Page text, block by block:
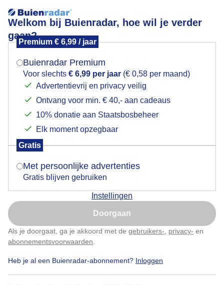
Welkom bij Buienradar, hoe wil je verder
gaan?
Premium € 6,99 / jaar
Buienradar Premium
Voor slechts € 6,99 per jaar (€ 0,58 per maand)
Advertentievrij en privacy veilig
Ontvang voor min. € 40,- aan cadeaus
10% donatie aan Staatsbosbeheer
Elk moment opzegbaar
Gratis
Met persoonlijke advertenties
Gratis blijven gebruiken
Instellingen
Doorgaan
Als je doorgaat, ga je akkoord met de gebruikers- privacy- en
abonnementsvoorwaarden
Heb je al een Buienradar-abonnement? Inloggen
Dichte mist.
Dichte mist.
Door: Wikje de Vries-v/d Meulen Gemaakt: 14-07-2025, 48x bekeken
Mogen we je locatie gebruiken voor het
Indien je hier nog geen akkoord op hebt gegeven,
verschijnt er zo een pop-up uit je browser waarin
Is goed, toon de popup
Nu niet, misschien later
Klik hierom dit aan te passen